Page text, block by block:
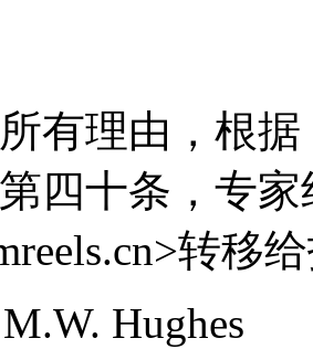
有理由，根
四十条，专
转移
Hughes